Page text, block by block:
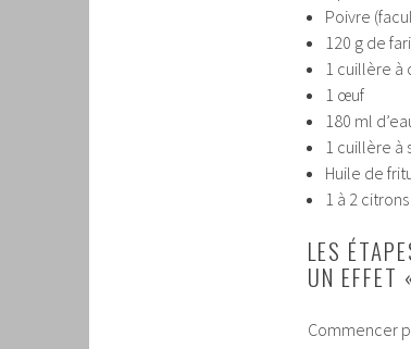
Poivre
120 g de
1 cuillère à
1 œuf
180 ml
1 cuillère à
Huile de
1 à 2
LES
UN
Commencer